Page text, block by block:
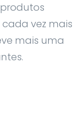
produtos
vez mais
mais uma